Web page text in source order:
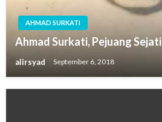
AHMAD SURKATI
Ahmad Surkati, Pejuang Sejati
alirsyad September 6, 2018